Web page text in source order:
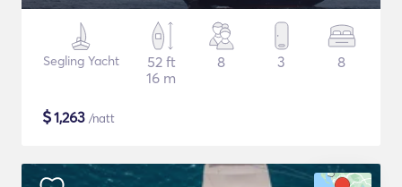
Segling Yacht
52 ft
16 m
8 3 8
$1,263 /natt